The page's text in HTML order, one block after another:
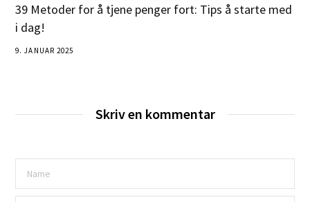
39 Metoder for å tjene penger fort: Tips å starte med
i dag!
9. JANUAR 2025
Skriv en kommentar